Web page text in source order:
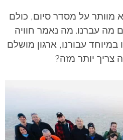
מוותר על מסדר סיום, כולם
מה עברנו. מה נאמר חוויה
עבורנו, ארגון מושלם
צריך יותר מזה?